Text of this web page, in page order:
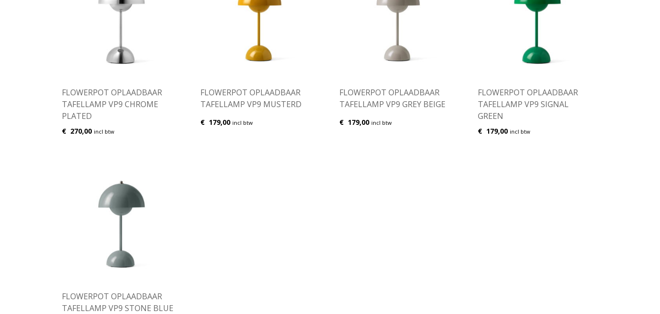
FLOWERPOT OPLAADBAAR
TAFELLAMP VP9 CHROME
PLATED
€ 270,00 incl btw
FLOWERPOT OPLAADBAAR
TAFELLAMP VP9 MUSTERD
€ 179,00 incl btw
FLOWERPOT OPLAADBAAR
TAFELLAMP VP9 GREY BEIGE
€ 179,00 incl btw
FLOWERPOT OPLAADBAAR
TAFELLAMP VP9 SIGNAL
GREEN
€ 179,00 incl btw
FLOWERPOT OPLAADBAAR
TAFELLAMP VP9 STONE BLUE